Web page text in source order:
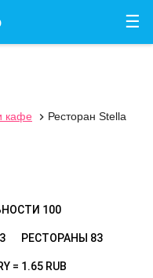
☰
кафе  Ресторан Stella
100
РЕСТОРАНЫ 83
= 1.65 RUB